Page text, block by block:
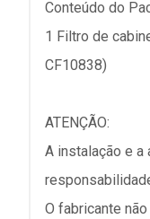
Conteúdo do
1 Filtro de
CF10838)
ATENÇÃO:
A instalação e a
O fabricante